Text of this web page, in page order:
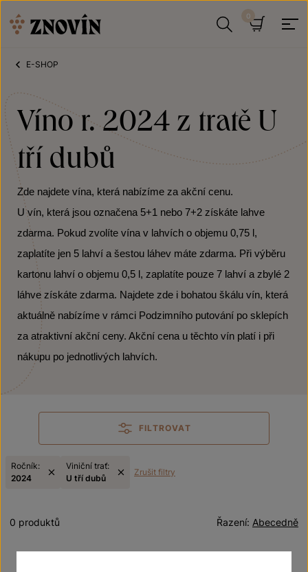
E-SHOP
Víno r. 2024 z tratě U
tří dubů
Zde najdete vína, která nabízíme za akční cenu.
U vín, která jsou označena 5+1 nebo 7+2 získáte lahve
zdarma. Pokud zvolíte vína v lahvích o objemu 0,75 l,
zaplatíte jen 5 lahví a šestou láhev máte zdarma. Při výběru
kartonu lahví o objemu 0,5 l, zaplatíte pouze 7 lahví a zbylé 2
láhve získáte zdarma. Najdete zde i bohatou škálu vín, která
aktuálně nabízíme v rámci Podzimního putování po sklepích
za atraktivní akční ceny. Akční cena u těchto vín platí i při
nákupu po jednotlivých lahvích.
FILTROVAT
Ročník:
2024
Viniční trať:
U tří dubů
Zrušit filtry
Abecedně
Řazení:
0 produktů